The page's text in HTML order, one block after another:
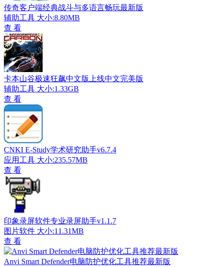
传奇客户端经典战斗与多语言畅玩最新版
辅助工具 大小:8.80MB
查 看
卡本山谷极速狂飙中文版上线中文完美版
辅助工具 大小:1.33GB
查 看
CNKI E-Study学术研究助手v6.7.4
应用工具 大小:235.57MB
查 看
印象录屏软件专业录屏助手v1.1.7
图片软件 大小:11.31MB
查 看
Anvi Smart Defender电脑防护优化工具推荐最新版